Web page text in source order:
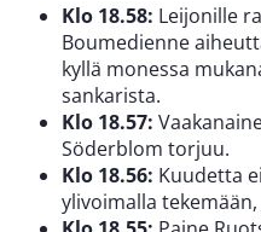
Klo 18.58: Leijonille
Boumedienne
kyllä monessa
sankarista.
Klo 18.57:
Söderblom torjuu.
Klo 18.56: Kuudetta
ylivoimalla